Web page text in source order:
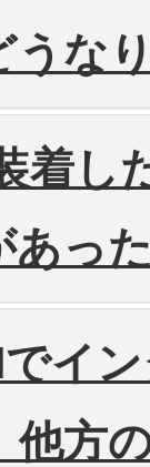
うな
着し
あっ
イ
他方